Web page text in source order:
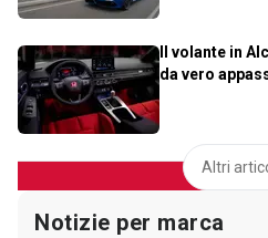
Il volante in
da vero
Altri
Notizie per marca